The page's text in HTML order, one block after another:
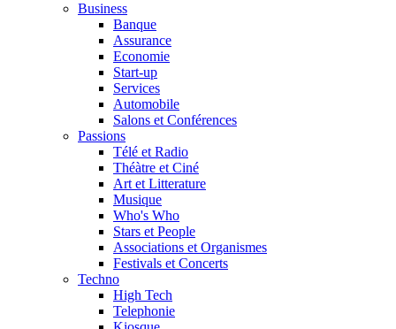
Business
Banque
Assurance
Economie
Start-up
Services
Automobile
Salons et Conférences
Passions
Télé et Radio
Théàtre et Ciné
Art et Litterature
Musique
Who's Who
Stars et People
Associations et Organismes
Festivals et Concerts
Techno
High Tech
Telephonie